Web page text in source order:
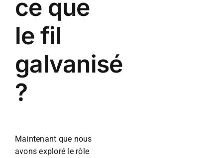
ce que
le fil
galvanisé
?
Maintenant que nous
avons exploré le rôle